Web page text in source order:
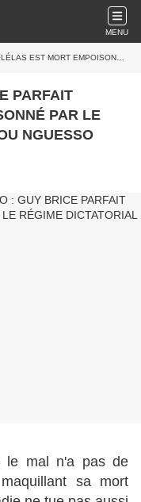
MENU
LE RÉGIME DICTATORIAL SASSOU NGUESSO
PARFAIT
PAR LE
NGUESSO
le mal n'a pas de
sa mort